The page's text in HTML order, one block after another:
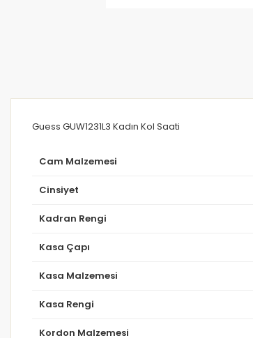
Guess GUW1231L3 Kadın Kol Saati
Cam Malzemesi
Cinsiyet
Kadran Rengi
Kasa Çapı
Kasa Malzemesi
Kasa Rengi
Kordon Malzemesi